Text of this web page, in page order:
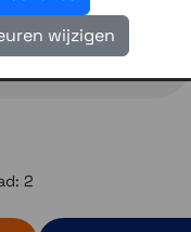
2
wijzigen